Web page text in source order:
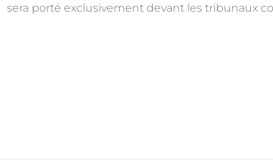
sera porté exclusivement devant les tribunaux